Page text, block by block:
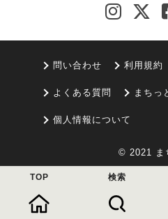
問い合わせ 利用規約
よくある質問 まちっ
個人情報について
© 2021 ま
TOP 検索